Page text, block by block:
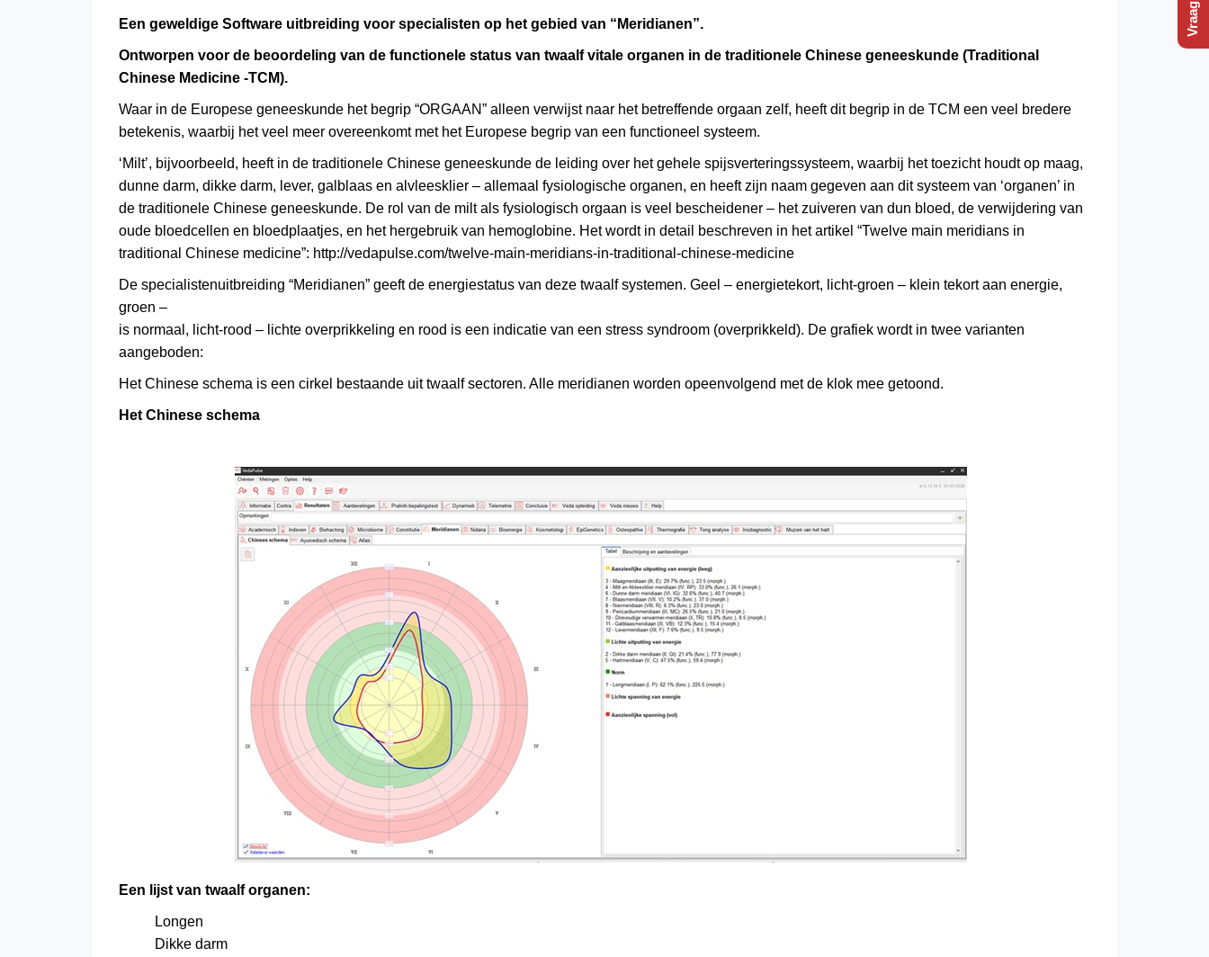
Een geweldige Software uitbreiding voor specialisten op het gebied van “Meridianen”.
Ontworpen voor de beoordeling van de functionele status van twaalf vitale organen in de traditionele Chinese geneeskunde (Traditional
Chinese Medicine -TCM).
Waar in de Europese geneeskunde het begrip “ORGAAN” alleen verwijst naar het betreffende orgaan zelf, heeft dit begrip in de TCM een veel bredere
betekenis, waarbij het veel meer overeenkomt met het Europese begrip van een functioneel systeem.
‘Milt’, bijvoorbeeld, heeft in de traditionele Chinese geneeskunde de leiding over het gehele spijsverteringssysteem, waarbij het toezicht houdt op maag,
dunne darm, dikke darm, lever, galblaas en alvleesklier – allemaal fysiologische organen, en heeft zijn naam gegeven aan dit systeem van ‘organen’ in
de traditionele Chinese geneeskunde. De rol van de milt als fysiologisch orgaan is veel bescheidener – het zuiveren van dun bloed, de verwijdering van
oude bloedcellen en bloedplaatjes, en het hergebruik van hemoglobine. Het wordt in detail beschreven in het artikel “Twelve main meridians in
traditional Chinese medicine”: http://vedapulse.com/twelve-main-meridians-in-traditional-chinese-medicine
De specialistenuitbreiding “Meridianen” geeft de energiestatus van deze twaalf systemen. Geel – energietekort, licht-groen – klein tekort aan energie,
groen –
is normaal, licht-rood – lichte overprikkeling en rood is een indicatie van een stress syndroom (overprikkeld). De grafiek wordt in twee varianten
aangeboden:
Het Chinese schema is een cirkel bestaande uit twaalf sectoren. Alle meridianen worden opeenvolgend met de klok mee getoond.
Het Chinese schema
Een lijst van twaalf organen:
Longen
Dikke darm